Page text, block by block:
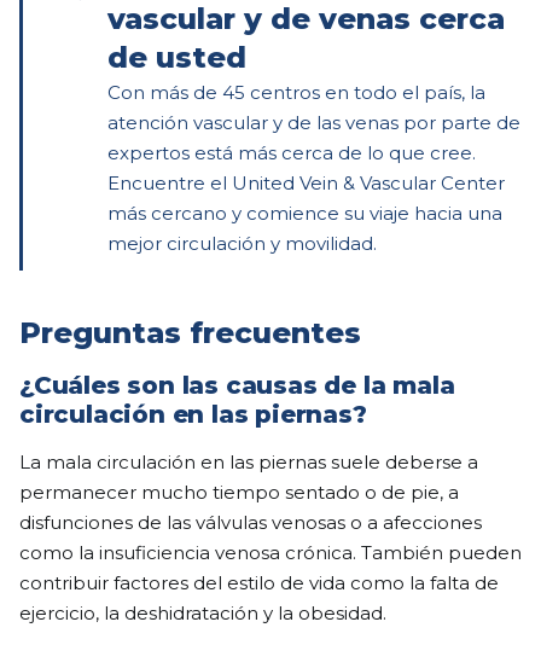
vascular y de venas cerca
de usted
Con más de 45 centros en todo el país, la
atención vascular y de las venas por parte de
expertos está más cerca de lo que cree.
Encuentre el United Vein & Vascular Center
más cercano y comience su viaje hacia una
mejor circulación y movilidad.
Preguntas frecuentes
¿Cuáles son las causas de la mala
circulación en las piernas?
La mala circulación en las piernas suele deberse a
permanecer mucho tiempo sentado o de pie, a
disfunciones de las válvulas venosas o a afecciones
como la insuficiencia venosa crónica. También pueden
contribuir factores del estilo de vida como la falta de
ejercicio, la deshidratación y la obesidad.